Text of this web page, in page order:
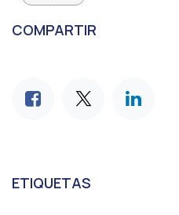
COMPARTIR
ETIQUETAS